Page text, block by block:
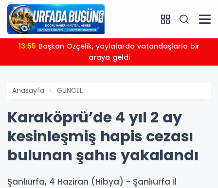
13:55
araya geldi
Anasayfa GÜNCEL
Karaköprü’de 4 yıl 2 ay
kesinleşmiş hapis cezası
bulunan şahıs yakalandı
Şanlıurfa, 4 Haziran (Hibya) - Şanlıurfa İl